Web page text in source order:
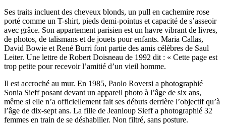
Ses traits incluent des cheveux blonds, un pull en cachemire rose
porté comme un T-shirt, pieds demi-pointus et capacité de s’asseoir
avec grâce. Son appartement parisien est un havre vibrant de livres,
de photos, de talismans et de jouets pour enfants. Maria Callas,
David Bowie et René Burri font partie des amis célèbres de Saul
Leiter. Une lettre de Robert Doisneau de 1992 dit : « Cette page est
trop petite pour recevoir l’amitié d’un vieil homme.
Il est accroché au mur. En 1985, Paolo Roversi a photographié
Sonia Sieff posant devant un appareil photo à l’âge de six ans,
même si elle n’a officiellement fait ses débuts derrière l’objectif qu’à
l’âge de dix-sept ans. La fille de Jeanloup Sieff a photographié 32
femmes en train de se déshabiller. Non filtré, sans posture.